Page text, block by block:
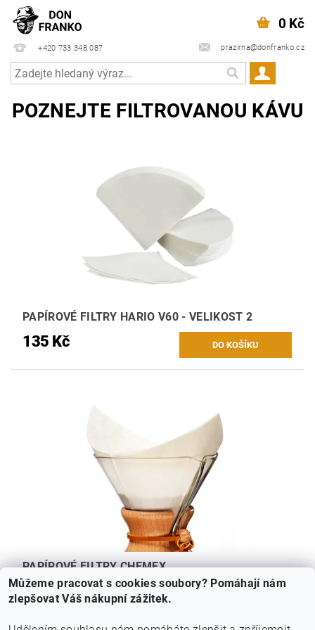
+420 733 348 087 prazirna@donfranko.cz
0 Kč
POZNEJTE FILTROVANOU KÁVU
PAPÍROVÉ FILTRY HARIO V60 - VELIKOST 2
135 Kč
PAPÍROVÉ FILTRY CHEMEX
250 Kč
Můžeme pracovat s cookies soubory? Pomáhají nám
zlepšovat Váš nákupní zážitek.